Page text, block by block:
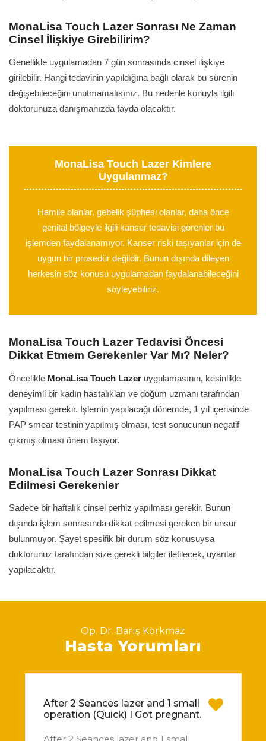
MonaLisa Touch Lazer Sonrası Ne Zaman
Cinsel İlişkiye Girebilirim?
Genellikle uygulamadan 7 gün sonrasında cinsel ilişkiye
girilebilir. Hangi tedavinin yapıldığına bağlı olarak bu sürenin
değişebileceğini unutmamalısınız. Bu nedenle konuyla ilgili
doktorunuza danışmanızda fayda olacaktır.
MonaLisa Touch Lazer Kimlere
Uygulanmaz?
Hamile olanlar, gebelik şüphesi olanlar, daha önce
genital bölgeyle ilgili kanser tedavisi görenler bu
işlemden faydalanamıyor. Kanser riski taşıyanlar için de
uygun bir prosedür değildir. Bunun dışında dileyen
herkesin söz konusu uygulamadan faydalanabileceğini
söyleyebiliriz.
MonaLisa Touch Lazer Tedavisi Öncesi
Dikkat Etmem Gerekenler Var Mı? Neler?
Öncelikle MonaLisa Touch Lazer uygulamasının, kesinlikle
deneyimli bir kadın hastalıkları ve doğum uzmanı tarafından
yapılması gerekir. İşlemin yapılacağı dönemde, 1 yıl içerisinde
PAP smear testinin yapılmış olması, test sonucunun negatif
çıkmış olması önem taşıyor.
MonaLisa Touch Lazer Sonrası Dikkat
Edilmesi Gerekenler
Sadece bir haftalık cinsel perhiz yapılması gerekir. Bunun
dışında işlem sonrasında dikkat edilmesi gereken bir unsur
bulunmuyor. Şayet spesifik bir durum söz konusuysa
doktorunuz tarafından size gerekli bilgiler iletilecek, uyarılar
yapılacaktır.
Op. Dr. Barış Korkmaz
Hasta Yorumları
After 2 Seances lazer and 1 small
operation (Quick) I Got pregnant.